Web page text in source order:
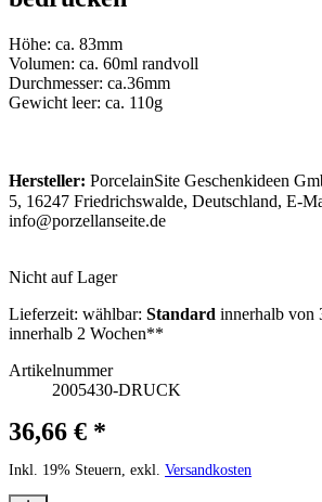
Höhe: ca. 83mm
Volumen: ca. 60ml randvoll
Durchmesser: ca.36mm
Gewicht leer: ca. 110g
Hersteller: PorcelainSite Geschenkideen
5, 16247 Friedrichswalde, Deutschland, E-
info@porzellanseite.de
Nicht auf Lager
Lieferzeit: wählbar: Standard innerhalb von
innerhalb 2 Wochen**
Artikelnummer
2005430-DRUCK
36,66 € *
Inkl. 19% Steuern, exkl. Versandkosten